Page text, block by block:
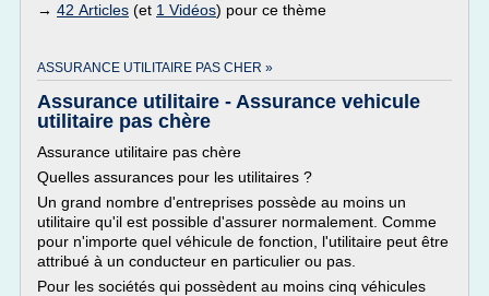
→ 42 Articles (et 1 Vidéos) pour ce thème
ASSURANCE UTILITAIRE PAS CHER »
Assurance utilitaire - Assurance vehicule
utilitaire pas chère
Assurance utilitaire pas chère
Quelles assurances pour les utilitaires ?
Un grand nombre d'entreprises possède au moins un
utilitaire qu'il est possible d'assurer normalement. Comme
pour n'importe quel véhicule de fonction, l'utilitaire peut être
attribué à un conducteur en particulier ou pas.
Pour les sociétés qui possèdent au moins cinq véhicules